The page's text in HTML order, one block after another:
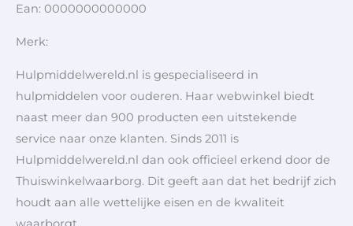
Ean: 0000000000000
Merk:
Hulpmiddelwereld.nl is gespecialiseerd in
hulpmiddelen voor ouderen. Haar webwinkel biedt
naast meer dan 900 producten een uitstekende
service naar onze klanten. Sinds 2011 is
Hulpmiddelwereld.nl dan ook officieel erkend door de
Thuiswinkelwaarborg. Dit geeft aan dat het bedrijf zich
houdt aan alle wettelijke eisen en de kwaliteit